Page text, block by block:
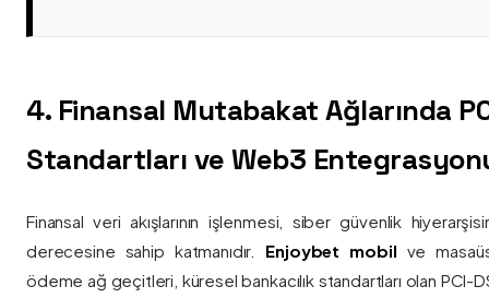
4. Finansal Mutabakat Ağlarında
Standartları ve Web3
Finansal veri akışlarının işlenmesi, siber güvenlik
derecesine sahip katmanıdır. Enjoybet mobil ve
ödeme ağ geçitleri, küresel bankacılık standartları olan PCI-